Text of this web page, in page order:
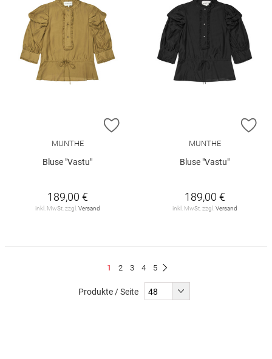
ZUR WUNSCHLISTE HINZUFÜGEN
MUNTHE
Bluse "Vastu"
189,00 €
inkl. MwSt. zzgl.Versand
MUNTHE
Bluse "Vastu"
189,00 €
inkl. MwSt. zzgl.Versand
Du
1 Seite
2 Seite
3 Seite
4 Seite
5
Produkte / Seite